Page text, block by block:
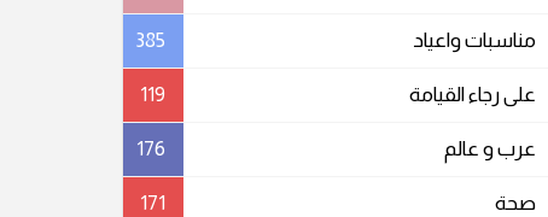
مناسبات واعیاد 385
على رجاء القيامة 119
عرب و عالم 176
صحة 171